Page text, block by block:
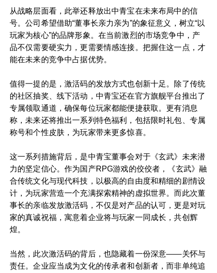
从战略层面看，此举还释放出中青宝在未来布局中的信
号。公司希望借助“董事长亲力亲为”的象征意义，树立“以
玩家为核心”的品牌形象。在当前激烈的市场竞争中，产
品不仅需要硬实力，更需要情感连接。把握住这一点，才
能在未来的竞争中占据优势。
值得一提的是，激活码的发放方式也创新十足。除了传统
的社区抽奖、线下活动，中青宝还在官方旗舰平台推出了
专属领取通道，确保每位玩家都能便捷获取。更有消息
称，未来还将推出一系列特色福利，包括限时礼包、专属
称号和个性皮肤，为玩家带来更多惊喜。
这一系列措施背后，是中青宝董事会对于《玄武》未来潜
力的坚定信心。作为国产RPG游戏的佼佼者，《玄武》融
合传统文化与现代科技，以极高的自由度和精细的剧情设
计，为玩家营造一个充满探索精神的虚拟世界。而此次董
事长的亲临发放激活码，不仅是对产品的认可，更是对玩
家的真诚祝福，寓意着企业将与玩家一同成长，共创辉
煌。
当然，此次激活码的背后，也隐藏着一份深意——关怀与
责任。企业应当成为文化的传承者和创新者，而非单纯追